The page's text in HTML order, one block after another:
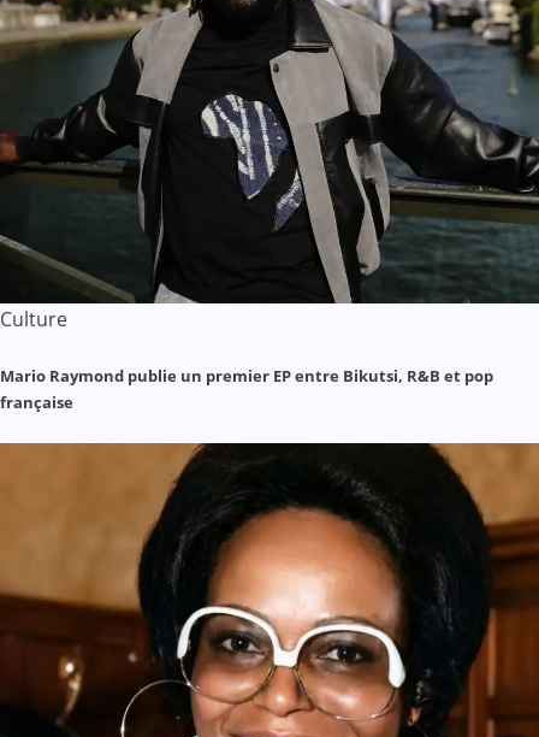
Culture
Mario Raymond publie un premier EP entre Bikutsi, R&B et pop
française